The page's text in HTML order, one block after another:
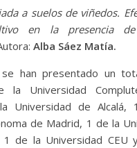
a suelos de viñedos.
en la presencia de
Alba Sáez Matía.
se han presentado un
la Universidad
Universidad de Alcalá,
de Madrid, 1 de la
1 de la Universidad CEU